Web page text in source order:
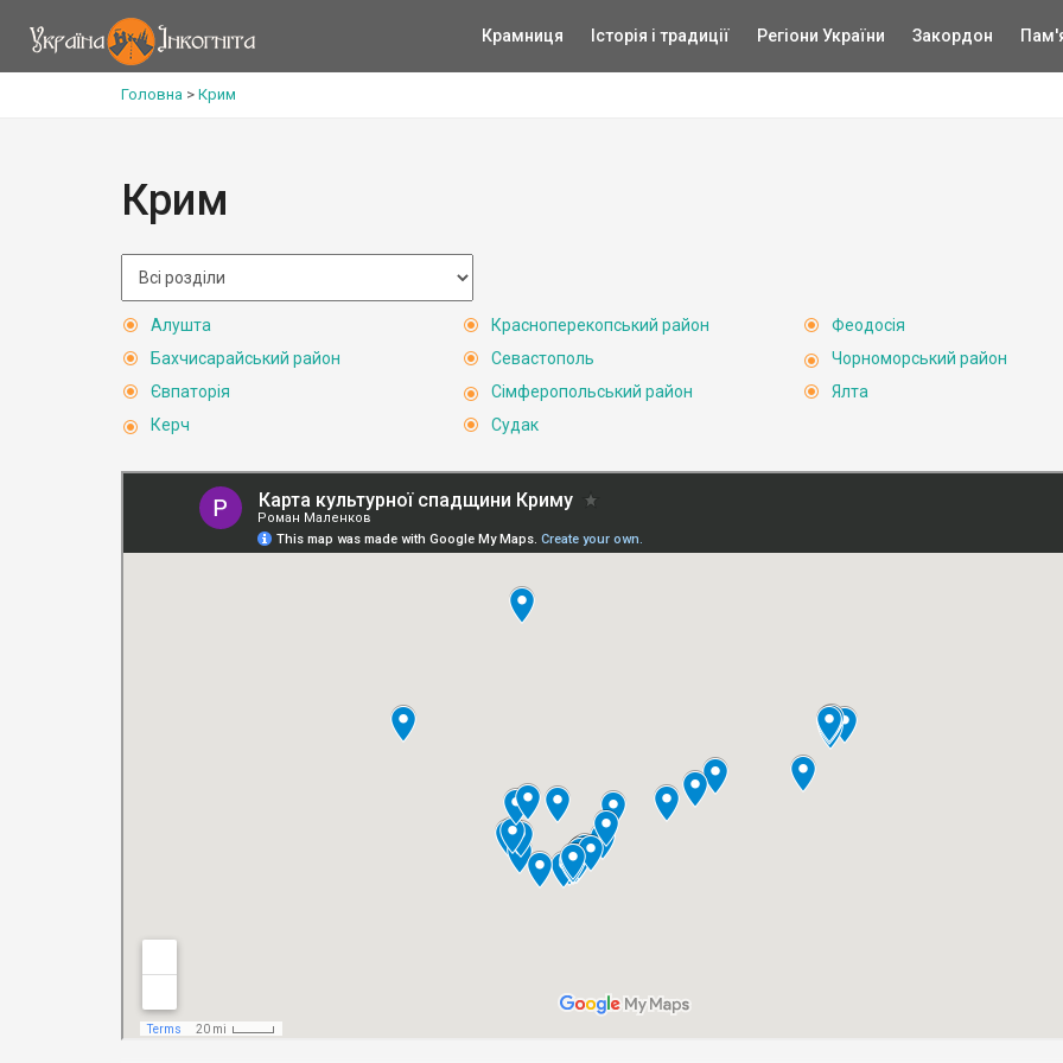
Крамниця Історія і традиції Регіони України Закордон
Головна > Крим
Крим
Алушта
Бахчисарайський район
Євпаторія
Керч
Красноперекопський район
Севастополь
Сімферопольський район
Судак
Феодосія
Чорноморський район
Ялта